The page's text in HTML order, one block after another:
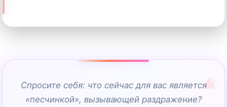
Спросите себя: что сейчас для вас является
«песчинкой», вызывающей раздражение?